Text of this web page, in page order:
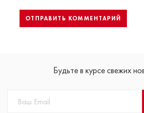
Будьте в курсе свежих